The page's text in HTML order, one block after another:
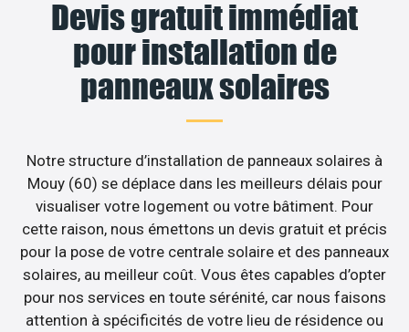
Devis gratuit immédiat
pour installation de
panneaux solaires
Notre structure d’installation de panneaux solaires à
Mouy (60) se déplace dans les meilleurs délais pour
visualiser votre logement ou votre bâtiment. Pour
cette raison, nous émettons un devis gratuit et précis
pour la pose de votre centrale solaire et des panneaux
solaires, au meilleur coût. Vous êtes capables d’opter
pour nos services en toute sérénité, car nous faisons
attention à spécificités de votre lieu de résidence ou